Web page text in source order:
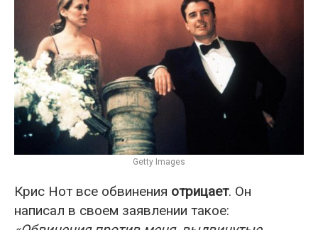
Getty Images
Крис Нот все обвинения отрицает. Он
написал в своем заявлении такое: